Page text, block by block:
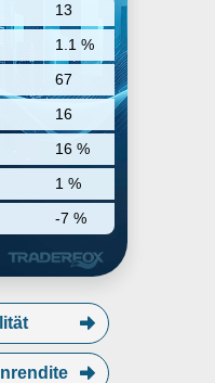
13
1.1 %
67
16
16 %
1 %
-7 %